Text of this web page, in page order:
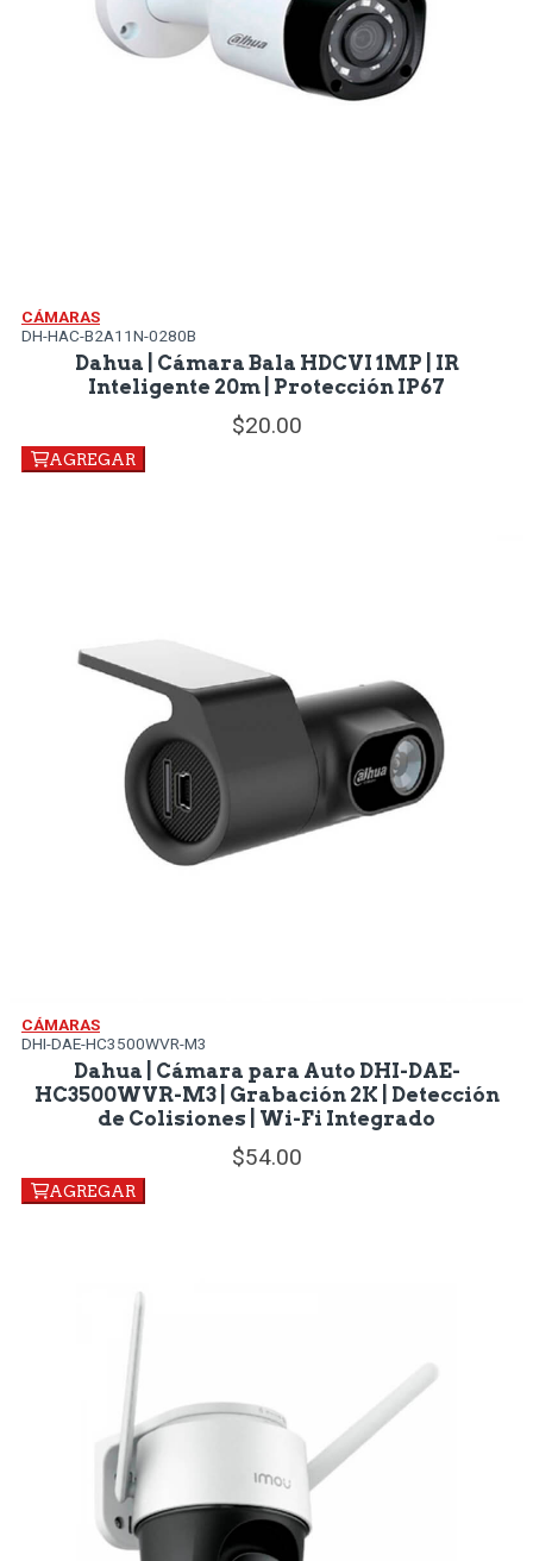
CÁMARAS
DH-HAC-B2A11N-0280B
Dahua | Cámara Bala HDCVI 1MP | IR
Inteligente 20m | Protección IP67
20.00
AGREGAR
CÁMARAS
DHI-DAE-HC3500WVR-M3
Dahua | Cámara para Auto DHI-DAE-
HC3500WVR-M3 | Grabación 2K | Detección
de Colisiones | Wi-Fi Integrado
54.00
AGREGAR